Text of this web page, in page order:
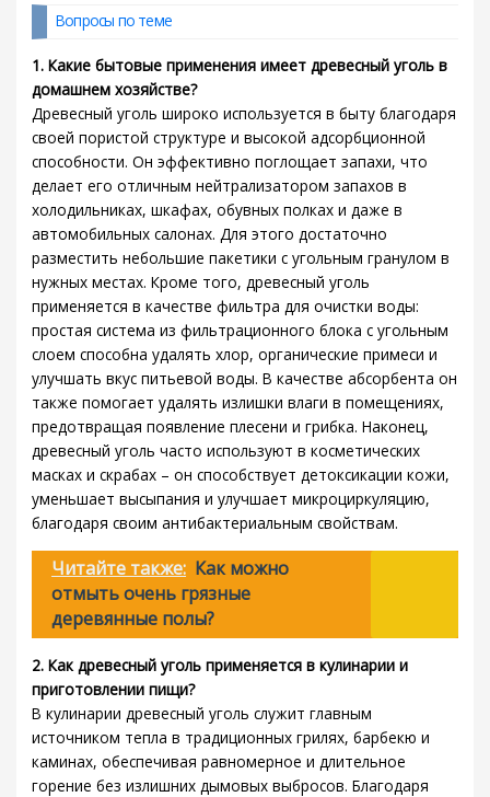
Вопросы по теме
1. Какие бытовые применения имеет древесный уголь в
домашнем хозяйстве?
Древесный уголь широко используется в быту благодаря
своей пористой структуре и высокой адсорбционной
способности. Он эффективно поглощает запахи, что
делает его отличным нейтрализатором запахов в
холодильниках, шкафах, обувных полках и даже в
автомобильных салонах. Для этого достаточно
разместить небольшие пакетики с угольным гранулом в
нужных местах. Кроме того, древесный уголь
применяется в качестве фильтра для очистки воды:
простая система из фильтрационного блока с угольным
слоем способна удалять хлор, органические примеси и
улучшать вкус питьевой воды. В качестве абсорбента он
также помогает удалять излишки влаги в помещениях,
предотвращая появление плесени и грибка. Наконец,
древесный уголь часто используют в косметических
масках и скрабах – он способствует детоксикации кожи,
уменьшает высыпания и улучшает микроциркуляцию,
благодаря своим антибактериальным свойствам.
Читайте также: Как можно
отмыть очень грязные
деревянные полы?
2. Как древесный уголь применяется в кулинарии и
приготовлении пищи?
В кулинарии древесный уголь служит главным
источником тепла в традиционных грилях, барбекю и
каминах, обеспечивая равномерное и длительное
горение без излишних дымовых выбросов. Благодаря